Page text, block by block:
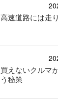
高速道路には走
買えないクルマ
う秘策